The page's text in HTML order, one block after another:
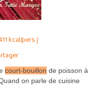
kcal/pers
court-bouillon de poisson à
on parle de cuisine